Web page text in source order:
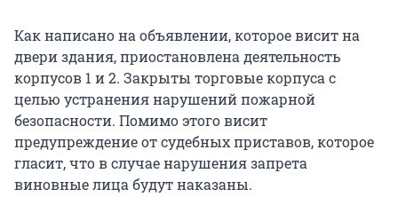
Как написано на объявлении, которое висит на
двери здания, приостановлена деятельность
корпусов 1 и 2. Закрыты торговые корпуса с
целью устранения нарушений пожарной
безопасности. Помимо этого висит
предупреждение от судебных приставов, которое
гласит, что в случае нарушения запрета
виновные лица будут наказаны.